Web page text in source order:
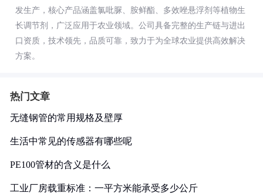
发生产，核心产品涵盖氯吡脲、胺鲜酯、多效唑悬浮剂等植物生
长调节剂，广泛应用于农业领域。公司具备完整的生产链与进出
口资质，技术领先，品质可靠，致力于为全球农业提供高效解决
方案。
热门文章
无缝钢管的常用规格及壁厚
生活中常见的传感器有哪些呢
PE100管材的含义是什么
工业厂房载重标准：一平方米能承受多少公斤